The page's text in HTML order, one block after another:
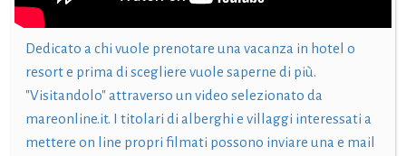
Dedicato a chi vuole prenotare una vacanza in hotel o
resort e prima di scegliere vuole saperne di più.
"Visitandolo" attraverso un video selezionato da
mareonline.it. I titolari di alberghi e villaggi interessati a
mettere on line propri filmati possono inviare una e mail